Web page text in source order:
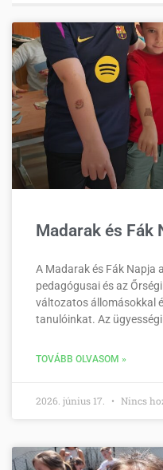
Madarak és Fák
A Madarak és Fák Napja
pedagógusai és az
változatos állomásokkal
tanulóinkat. Az
TOVÁBB OLVASOM »
2026. június 17. Nincs